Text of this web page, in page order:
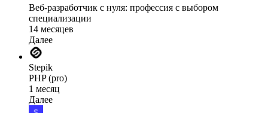
Веб-разработчик с нуля: профессия с выбором
специализации
14 месяцев
Далее
Stepik
PHP (pro)
1 месяц
Далее